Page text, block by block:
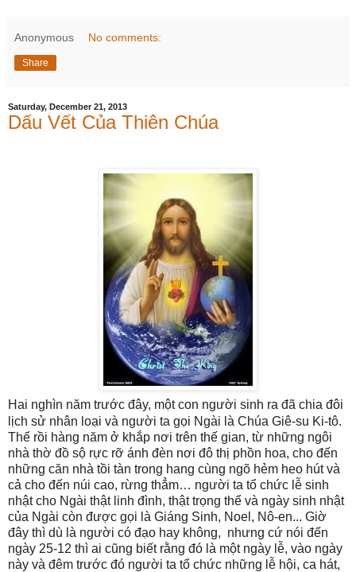
Anonymous No comments:
Share
Saturday, December 21, 2013
Dấu Vết Của Thiên Chúa
Hai nghìn năm trước đây, một con người sinh ra đã chia đôi
lịch sử nhân loại và người ta gọi Ngài là Chúa Giê-su Ki-tô.
Thế rồi hàng năm ở khắp nơi trên thế gian, từ những ngôi
nhà thờ đồ sộ rực rỡ ánh đèn nơi đô thị phồn hoa, cho đến
những căn nhà tồi tàn trong hang cùng ngõ hẻm heo hút và
cả cho đến núi cao, rừng thẳm… người ta tổ chức lễ sinh
nhật cho Ngài thật linh đình, thật trọng thể và ngày sinh nhật
của Ngài còn được gọi là Giáng Sinh, Noel, Nô-en... Giờ
đây thì dù là người có đạo hay không, nhưng cứ nói đến
ngày 25-12 thì ai cũng biết rằng đó là một ngày lễ, vào ngày
này và đêm trước đó người ta tổ chức những lễ hội, ca hát,